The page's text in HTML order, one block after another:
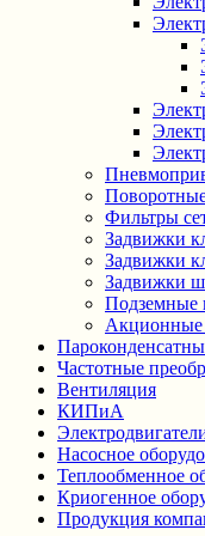
Фильтры
Задвижки
Задвижки
Задвижки
Подземные
Акционные
Частотные
Вентиляция
КИПиА
Насосное
Теплообменное
Криогенное
Продукция